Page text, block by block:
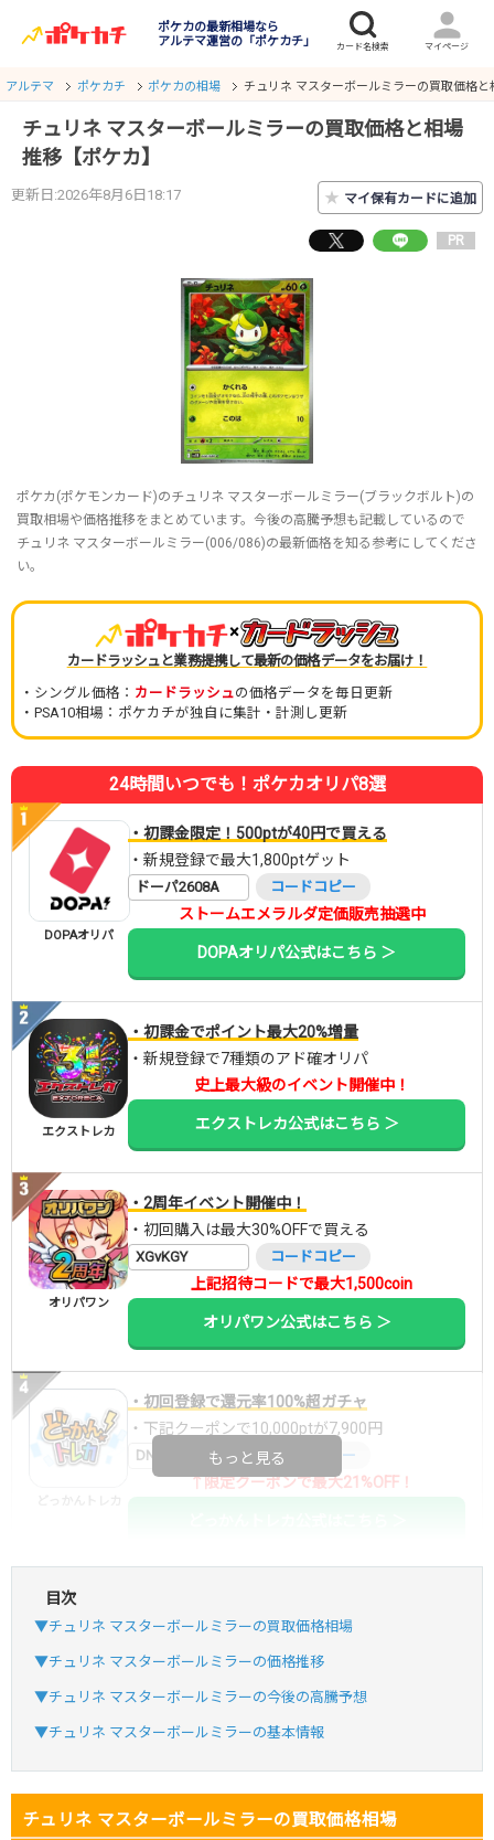
ポケカの最新相場なら
アルテマ運営の「ポケカチ」
アルテマ ポケカチ ポケカの相場 チュリネ マスターボールミラーの買取価格と
チュリネ マスターボールミラーの買取価格と相場
推移【ポケカ】
更新日:2026年8月6日18:17 ★ マイ保有カードに追加
PR
ポケカ(ポケモンカード)のチュリネ マスターボールミラー(ブラックボルト)の
買取相場や価格推移をまとめています。今後の高騰予想も記載しているので
チュリネ マスターボールミラー(006/086)の最新価格を知る参考にしてくださ
い。
×
カードラッシュと業務提携して最新の価格データをお届け！
・シングル価格： カードラッシュの価格データを毎日更新
・PSA10相場：ポケカチが独自に集計・計測し更新
24時間いつでも！ポケカオリパ8選
DOPAオリパ
・初課金限定！500ptが40円で買える
・新規登録で最大1,800ptゲット
ドーパ2608A コードコピー
ストームエメラルダ定価販売抽選中
DOPAオリパ公式はこちら ＞
エクストレカ
・初課金でポイント最大20%増量
・新規登録で7種類のアド確オリパ
史上最大級のイベント開催中！
エクストレカ公式はこちら ＞
オリパワン
・2周年イベント開催中！
・初回購入は最大30%OFFで買える
XGvKGY コードコピー
上記招待コードで最大1,500coin
オリパワン公式はこちら ＞
・初回登録で還元率100%超ガチャ
・下記クーポンで10,000ptが7,900円
DNGBIF4X コードコピー
↑限定クーポンで最大21%OFF！
おりパンダ
・新規登録で6種類アド確解禁
SVGC7P コードコピー
・新規登録で6種類アド確解禁
・1,000円で1,500coin買える
もっと見る
目次
▼チュリネ マスターボールミラーの買取価格相場
▼チュリネ マスターボールミラーの価格推移
▼チュリネ マスターボールミラーの今後の高騰予想
▼チュリネ マスターボールミラーの基本情報
チュリネ マスターボールミラーの買取価格相場